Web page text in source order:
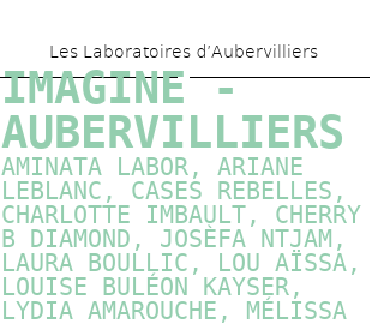
Les Laboratoires d’Aubervilliers
IMAGINE -
AUBERVILLIERS
AMINATA LABOR, ARIANE
LEBLANC, CASES REBELLES,
CHARLOTTE IMBAULT, CHERRY
B DIAMOND, JOSÈFA NTJAM,
LAURA BOULLIC, LOU AÏSSA,
LOUISE BULÉON KAYSER,
LYDIA AMAROUCHE, MÉLISSA